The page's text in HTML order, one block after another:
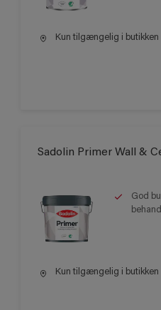
Kun tilgængelig i butikken
Sadolin Primer Wall &
God
Kun tilgængelig i butikken